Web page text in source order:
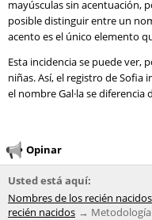
mayúsculas sin acentuación,
posible distinguir entre un
acento es el único elemento
Esta incidencia se puede ver,
niñas. Así, el registro de Sofia
el nombre Gal·la se diferencia
Opinar
Usted está aquí:
Nombres de los recién nacidos
recién nacidos
Metodología